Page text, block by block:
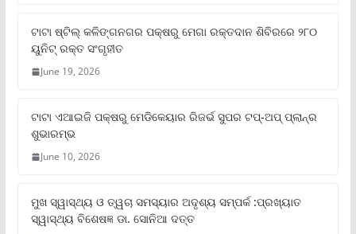
ଟାଟା ଷ୍ଟିଲ୍‌ କଳିଙ୍ଗନଗର ପକ୍ଷରୁ ମେଗା ରକ୍ତଦାନ ଶିବିରରେ ୨୮୦
ୟୁନିଟ୍‌ ରକ୍ତ ସଂଗୃହୀତ
June 19, 2026
ଟାଟା ଏଆଇଜି ପକ୍ଷରୁ ମେଡିକେୟାର ରିଜର୍ଭ ସୁପର ଟପ୍‌-ଅପ୍ ପ୍ଲାନ୍‌ର
ଶୁଭାରମ୍ଭ
June 10, 2026
ମୁଖ ସ୍ୱାସ୍ଥ୍ୟ ଓ ତ୍ୱଚା ସମସ୍ୟାର ଅଦୃଶ୍ୟ ସମ୍ପର୍କ :ପ୍ରଖ୍ୟାତ
ସ୍ୱାସ୍ଥ୍ୟ ବିଶେଷଜ୍ଞ ଡା. ସୋନିଆ ଦତ୍ତ